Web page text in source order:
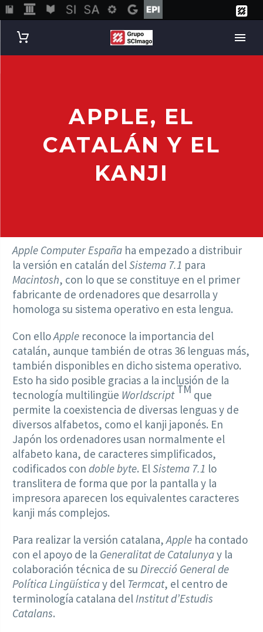
APPLE, EL
CATALÁN Y EL
KANJI
Apple Computer España ha empezado a distribuir
la versión en catalán delSistema 7.1 para
Macintosh, con lo que se constituye en el primer
fabricante de ordenadores que desarrolla y
homologa su sistema operativo en esta lengua.
Con elloApple reconoce la importancia del
catalán, aunque también de otras 36 lenguas más,
también disponibles en dicho sistema operativo.
Esto ha sido posible gracias a la inclusión de la
tecnología multilingüe WorldscriptTM que
permite la coexistencia de diversas lenguas y de
diversos alfabetos, como el kanji japonés. En
Japón los ordenadores usan normalmente el
alfabeto kana, de caracteres simplificados,
codificados con doble byte. ElSistema 7.1 lo
translitera de forma que por la pantalla y la
impresora aparecen los equivalentes caracteres
kanji más complejos.
Para realizar la versión catalana,Apple ha contado
con el apoyo de la Generalitat de Catalunyay la
colaboración técnica de su Direcció General de
Política Lingüísticay del Termcat, el centro de
terminología catalana del Institut d’Estudis
Catalans.